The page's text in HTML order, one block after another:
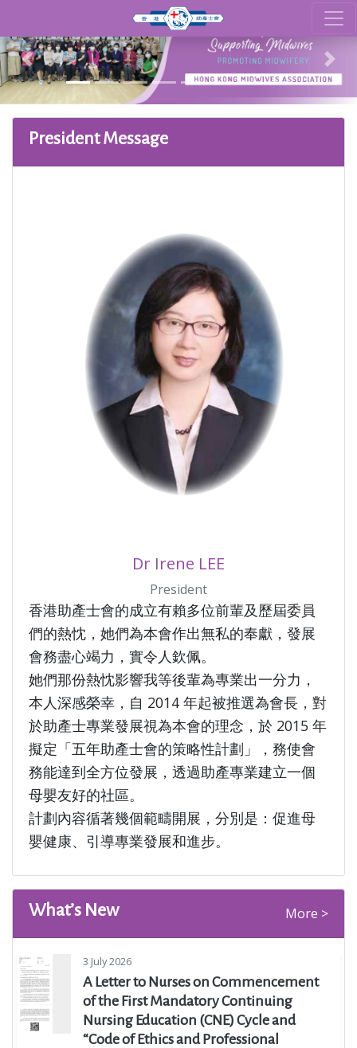
Previous Next
President Message
Dr Irene LEE
President
香港助產士會的成立有賴多位前輩及歷屆委員
們的熱忱，她們為本會作出無私的奉獻，發展
會務盡心竭力，實令人欽佩。
她們那份熱忱影響我等後輩為專業出一分力，
本人深感榮幸，自 2014 年起被推選為會長，對
於助產士專業發展視為本會的理念，於 2015 年
擬定「五年助產士會的策略性計劃」，務使會
務能達到全方位發展，透過助產專業建立一個
母嬰友好的社區。
計劃內容循著幾個範疇開展，分別是：促進母
嬰健康、引導專業發展和進步。
What’s New More >
3 July 2026
A Letter to Nurses on Commencement
of the First Mandatory Continuing
Nursing Education (CNE) Cycle and
“Code of Ethics and Professional